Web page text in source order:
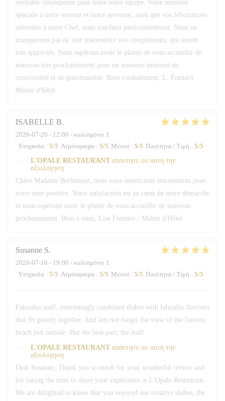
véritable récompense pour toute notre équipe. Votre mention
spéciale à notre serveur et notre serveuse, ainsi que vos félicitations
adressées à notre Chef, nous touchent particulièrement. Nous ne
manquerons pas de leur transmettre vos compliments, qui seront
très appréciés. Nous espérons avoir le plaisir de vous accueillir de
nouveau très prochainement pour un nouveau moment de
convivialité et de gourmandise. Bien cordialement, L. Fornaro
Maître d'hôtel
ISABELLE B
2026-07-20 - 12:00 - καλεσμένοι 1
Υπηρεσία : 5/5 Ατμόσφαιρα : 5/5 Μενού : 5/5 Ποιότητα / Τιμή : 5/5
L'OPALE RESTAURANT απάντησε σε αυτή την
αξιολόγηση
Chère Madame Berlemont, nous vous remercions sincèrement pour
votre note positive. Votre satisfaction est au cœur de notre démarche
et nous espérons avoir le plaisir de vous accueillir de nouveau
prochainement. Bien à vous, Lise Fornaro - Maitre d'Hôtel
Susanne S
2026-07-18 - 19:00 - καλεσμένοι 1
Υπηρεσία : 5/5 Ατμόσφαιρα : 5/5 Μενού : 5/5 Ποιότητα / Τιμή : 5/5
Faboulus staff, interestingly combined dishes with faboulus flavours
that fit greatly together. And lets not forget the view of the famous
beach just outside. But the best part; the staff.
L'OPALE RESTAURANT απάντησε σε αυτή την
αξιολόγηση
Dear Susanne, Thank you so much for your wonderful review and
for taking the time to share your experience at L'Opale Restaurant.
We are delighted to know that you enjoyed our creative dishes, the